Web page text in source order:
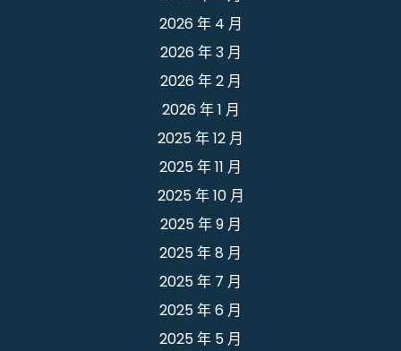
2026 年 4 月
2026 年 3 月
2026 年 2 月
2026 年 1 月
2025 年 12 月
2025 年 11 月
2025 年 10 月
2025 年 9 月
2025 年 8 月
2025 年 7 月
2025 年 6 月
2025 年 5 月